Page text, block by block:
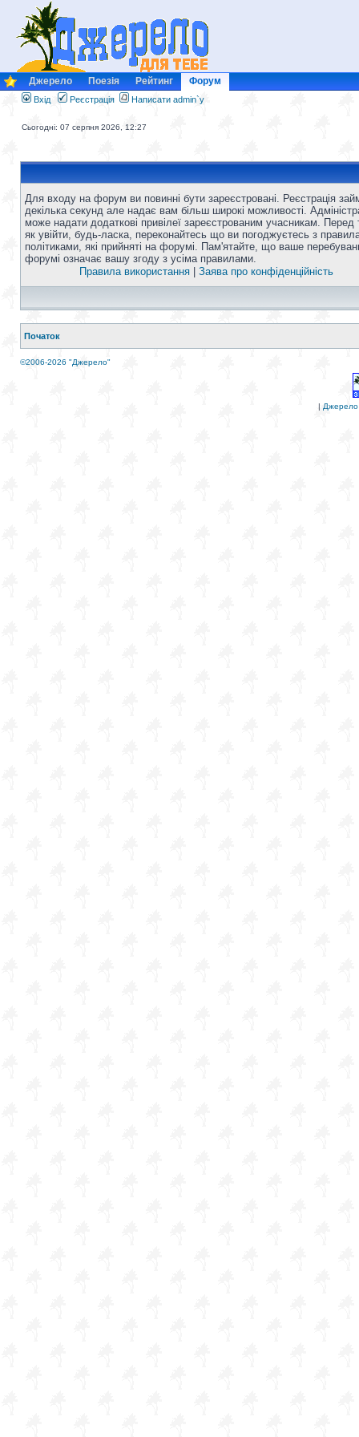
Джерело Поезія Рейтинг Форум
Вхід Реєстрація Написати admin`у
Сьогодні: 07 серпня 2026, 12:27
Для входу на форум ви повинні бути зареєстровані. Реєстрація
декілька секунд але надає вам більш широкі можливості.
може надати додаткові привілеї зареєстрованим учасникам. Перед
як увійти, будь-ласка, переконайтесь що ви погоджуєтесь з
політиками, які прийняті на форумі. Пам'ятайте, що ваше
форумі означає вашу згоду з усіма правилами.
Правила використання
Заява про конфіденційність
Початок
©2006-2026 "Джерело"
| Джерело